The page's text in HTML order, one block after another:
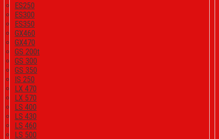
ES250
ES300
ES350
GX460
GX470
GS 200t
GS 300
GS 350
IS 250
LX 470
LX 570
LS 400
LS 430
LS 460
LS 500